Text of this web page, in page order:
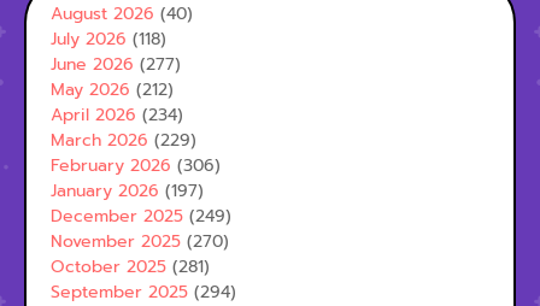
August 2026 (40)
July 2026 (118)
June 2026 (277)
May 2026 (212)
April 2026 (234)
March 2026 (229)
February 2026 (306)
January 2026 (197)
December 2025 (249)
November 2025 (270)
October 2025 (281)
September 2025 (294)